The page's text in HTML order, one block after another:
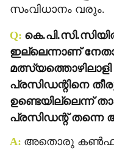
സംവിധാനം വരും.
Q:
ഇല്ലെന്നാണ്
പ്രസിഡന്റിനെ
ഉണ്ടെയില്ലെന്ന്
പ്രസിഡന്റ് തന്നെ
A: അതൊരു